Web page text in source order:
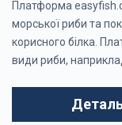
Платформа
морської риби та
корисного білка.
види риби,